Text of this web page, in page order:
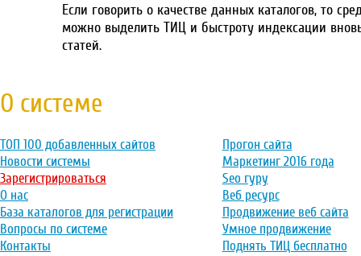
Если говорить о качестве данных каталогов, то
можно выделить ТИЦ и быстроту индексации
статей.
О системе
ТОП 100 добавленных сайтов
Новости системы
Зарегистрироваться
О нас
База каталогов для регистрации
Вопросы по системе
Контакты
Прогон сайта
Маркетинг 2016 года
Seo гуру
Веб ресурс
Продвижение веб сайта
Умное продвижение
Поднять ТИЦ бесплатно